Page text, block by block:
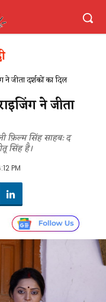
ने जीता दर्शकों का दिल
ने जीता
फ़िल्म सिंह साहब: द
सिंह है।
PM